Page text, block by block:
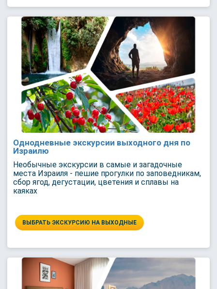
Однодневные экскурсии выходного дня по
Израилю
Необычные экскурсии в самые и загадочные
места Израиля - пешие прогулки по заповедникам,
сбор ягод, дегустации, цветения и сплавы на
каяках
ВЫБРАТЬ ЭКСКУРСИЮ НА ВЫХОДНЫЕ